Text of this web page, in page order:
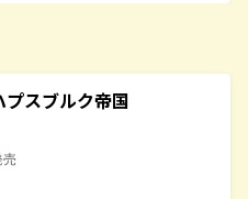
スブルク帝国
売